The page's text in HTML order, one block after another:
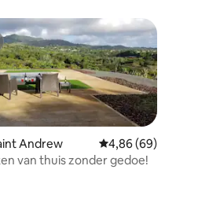
4,88 op 5, 77 recensies
Andrew Gemiddelde
4,86 (69)
van thuis zonder gedoe!